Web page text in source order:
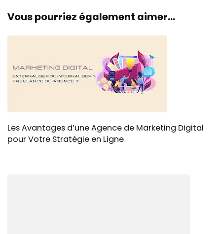
Vous pourriez également aimer...
Les Avantages d’une Agence de Marketing Digital
pour Votre Stratégie en Ligne